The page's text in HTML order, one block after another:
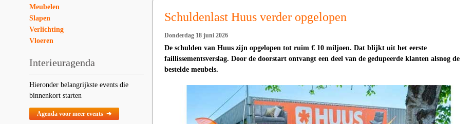
Meubelen
Slapen
Verlichting
Vloeren
Interieuragenda
Hieronder belangrijkste events die
binnenkort starten
Agenda voor meer events ➔
Schuldenlast Huus verder opgelopen
Donderdag 18 juni 2026
De schulden van Huus zijn opgelopen tot ruim € 10 miljoen. Dat blijkt uit het eerste
faillissementsverslag. Door de doorstart ontvangt een deel van de gedupeerde klanten alsnog de
bestelde meubels.